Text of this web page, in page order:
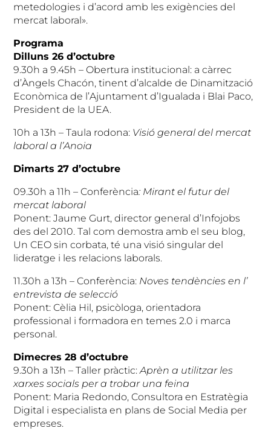
metedologies i d’acord amb les exigències del
mercat laboral».
Programa
Dilluns 26 d’octubre
9.30h a 9.45h – Obertura institucional: a càrrec
d’Àngels Chacón, tinent d’alcalde de Dinamització
Econòmica de l’Ajuntament d’Igualada i Blai Paco,
President de la UEA.
10h a 13h – Taula rodona: Visió general del mercat
laboral a l’Anoia
Dimarts 27 d’octubre
09.30h a 11h – Conferència: Mirant el futur del
mercat laboral
Ponent: Jaume Gurt, director general d’Infojobs
des del 2010. Tal com demostra amb el seu blog,
Un CEO sin corbata, té una visió singular del
lideratge i les relacions laborals.
11.30h a 13h – Conferència: Noves tendències en l’
entrevista de selecció
Ponent: Cèlia Hil, psicòloga, orientadora
professional i formadora en temes 2.0 i marca
personal.
Dimecres 28 d’octubre
9.30h a 13h – Taller pràctic:Aprèn a utilitzar les
xarxes socials per a trobar una feina
Ponent: Maria Redondo, Consultora en Estratègia
Digital i especialista en plans de Social Media per
empreses.